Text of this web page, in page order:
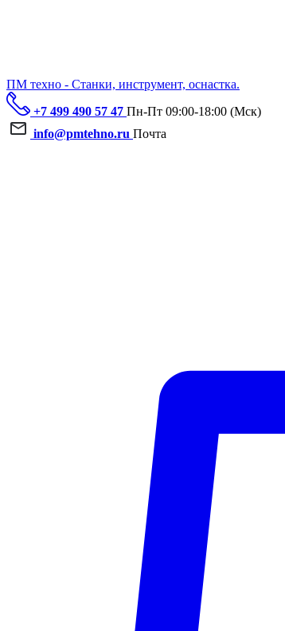
ПМ техно - Станки, инструмент, оснастка.
+7 499 490 57 47 Пн-Пт 09:00-18:00 (Мск)
info@pmtehno.ru Почта